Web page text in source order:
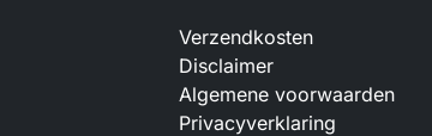
Verzendkosten
Disclaimer
Algemene voorwaarden
Privacyverklaring